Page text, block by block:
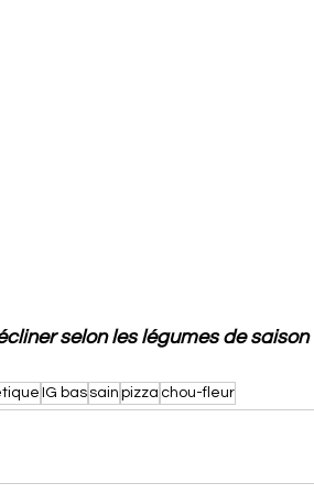
selon les légumes de
IG bas sain pizza chou-fleur